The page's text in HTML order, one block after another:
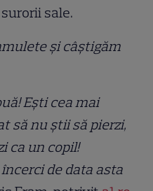
sale.
și câștigăm
Ești cea mai
să nu știi să pierzi,
ca un copil!
de data asta